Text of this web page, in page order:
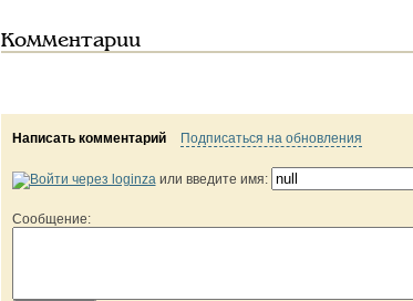
Комментарии
Написать комментарий Подписаться на обновления
или введите имя:
Сообщение: